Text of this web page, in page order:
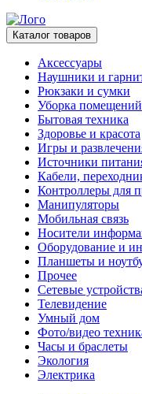
Каталог товаров
Аксессуары
Наушники и
Рюкзаки и сумки
Уборка помещений
Бытовая техника
Здоровье и красота
Игры и
Источники
Кабели,
Контроллеры для
Манипуляторы
Мобильная связь
Носители
Оборудование и
Планшеты и
Прочее
Сетевые
Телевидение
Умный дом
Фото/видео
Часы и браслеты
Экология
Электрика